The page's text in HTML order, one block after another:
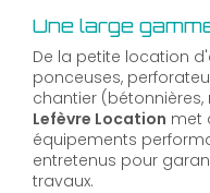
Une large
De la petite location
ponceuses,
chantier
Lefèvre Location met
équipements
entretenus pour
travaux.